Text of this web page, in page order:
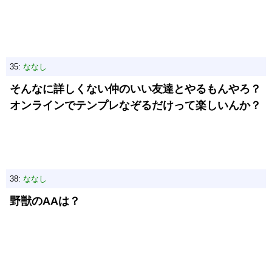
35: ななし
そんなに詳しくない仲のいい友達とやるもんやろ？
オンラインでテンプレなぞるだけって楽しいんか？
38: ななし
野獣のAAは？